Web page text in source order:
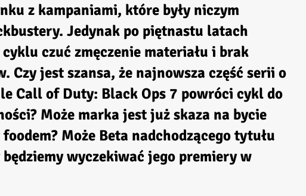
z kampaniami, które były niczym
Jedynak po piętnastu latach
czuć zmęczenie materiału i brak
Czy jest szansa, że najnowsza część serii o
Call of Duty: Black Ops 7 powróci cykl do
Może marka jest już skaza na bycie
Może Beta nadchodzącego tytułu
wyczekiwać jego premiery w